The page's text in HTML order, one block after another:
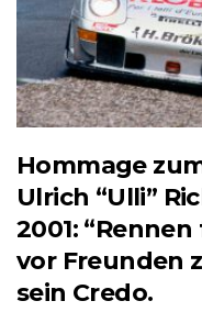
Hommage
Ulrich “Ulli”
2001:
vor Freunden
sein Credo.